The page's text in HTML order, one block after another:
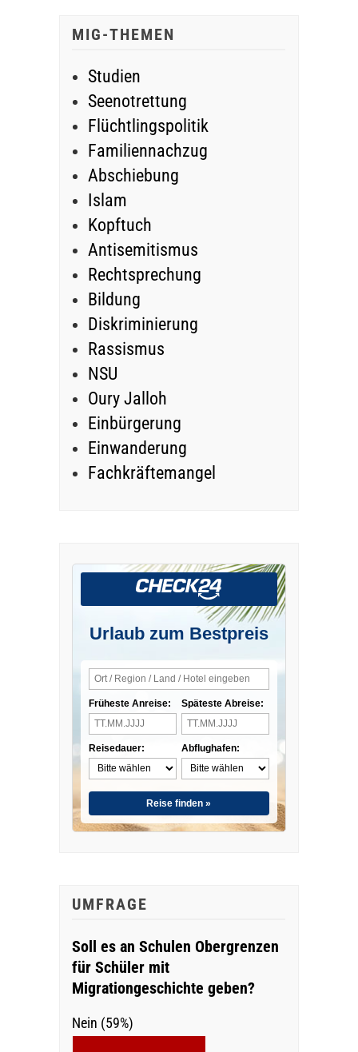
MIG-THEMEN
Studien
Seenotrettung
Flüchtlingspolitik
Familiennachzug
Abschiebung
Islam
Kopftuch
Antisemitismus
Rechtsprechung
Bildung
Diskriminierung
Rassismus
NSU
Oury Jalloh
Einbürgerung
Einwanderung
Fachkräftemangel
Urlaub zum Bestpreis
Früheste Anreise:
Reisedauer:
Späteste Abreise:
Abflughafen:
Reise finden »
UMFRAGE
Soll es an Schulen Obergrenzen
für Schüler mit
Migrationgeschichte geben?
Nein (59%)